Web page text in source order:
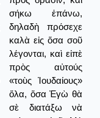
σήκω ἐπάνω,
δηλαδὴ πρόσεχε
καλὰ εἰς ὅσα σοῦ
λέγονται, καὶ εἰπὲ
πρὸς αὐτούς
«τοὺς Ἰουδαίους»
ὅλα, ὅσα Ἐγὼ θὰ
σὲ διατάξω νὰ